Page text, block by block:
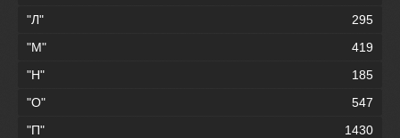
"Л"
295
"М"
419
"Н"
185
"О"
547
"П"
1430